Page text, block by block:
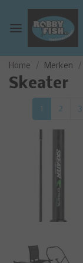
Home Merken
Skeater
1 2 3